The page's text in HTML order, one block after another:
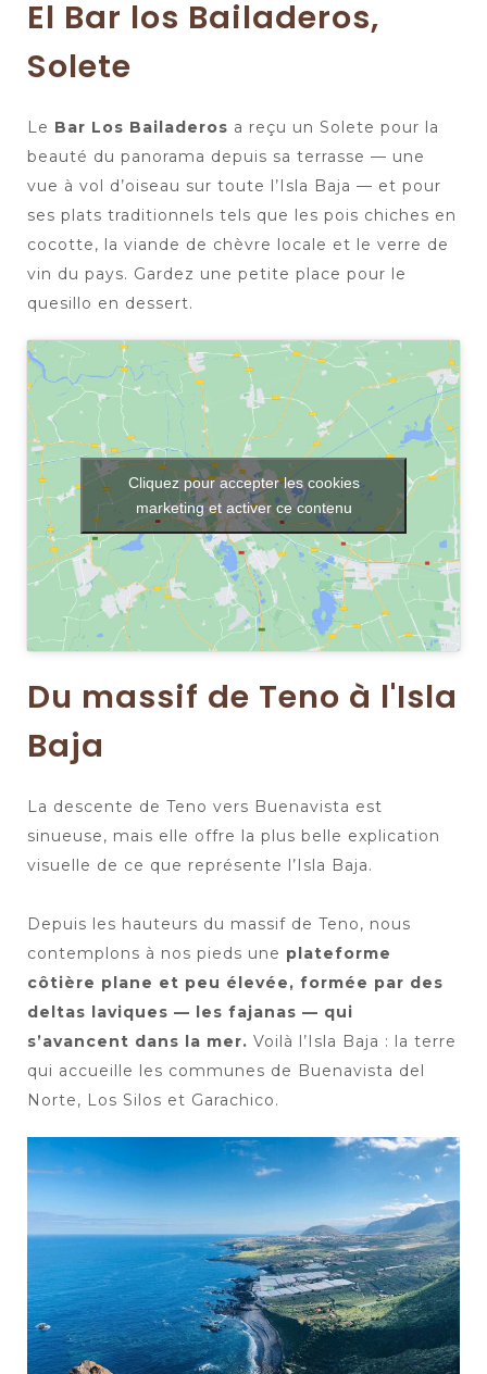
El Bar los Bailaderos,
Solete
Le Bar Los Bailaderos a reçu un Solete pour la
beauté du panorama depuis sa terrasse — une
vue à vol d’oiseau sur toute l’Isla Baja — et pour
ses plats traditionnels tels que les pois chiches en
cocotte, la viande de chèvre locale et le verre de
vin du pays. Gardez une petite place pour le
quesillo en dessert.
Cliquez pour accepter les cookies
marketing et activer ce contenu
Du massif de Teno à l'Isla
Baja
La descente de Teno vers Buenavista est
sinueuse, mais elle offre la plus belle explication
visuelle de ce que représente l’Isla Baja.
Depuis les hauteurs du massif de Teno, nous
contemplons à nos pieds une plateforme
côtière plane et peu élevée, formée par des
deltas laviques — les fajanas — qui
s’avancent dans la mer. Voilà l’Isla Baja : la terre
qui accueille les communes de Buenavista del
Norte, Los Silos et Garachico.